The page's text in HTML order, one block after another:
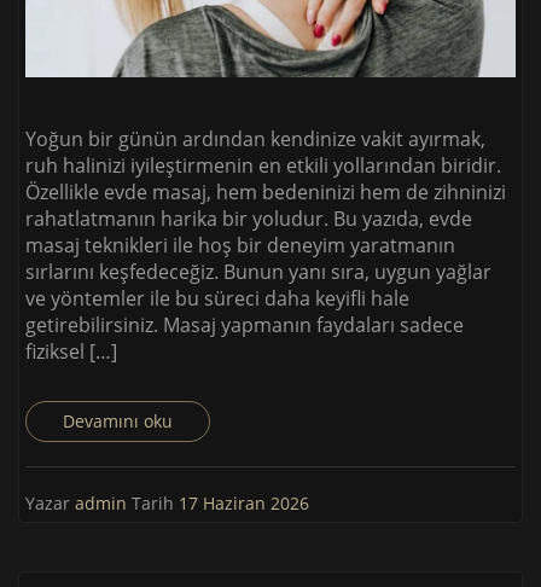
Yoğun bir günün ardından kendinize vakit ayırmak,
ruh halinizi iyileştirmenin en etkili yollarından biridir.
Özellikle evde masaj, hem bedeninizi hem de zihninizi
rahatlatmanın harika bir yoludur. Bu yazıda, evde
masaj teknikleri ile hoş bir deneyim yaratmanın
sırlarını keşfedeceğiz. Bunun yanı sıra, uygun yağlar
ve yöntemler ile bu süreci daha keyifli hale
getirebilirsiniz. Masaj yapmanın faydaları sadece
fiziksel […]
Devamını oku
Yazar admin Tarih 17 Haziran 2026